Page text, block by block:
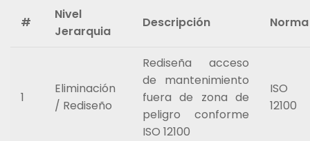
#
Nivel
Jerarquia
Descripción Norma
1
Eliminación
/ Rediseño
Rediseña acceso
de mantenimiento
fuera de zona de
peligro conforme
ISO 12100
ISO
12100